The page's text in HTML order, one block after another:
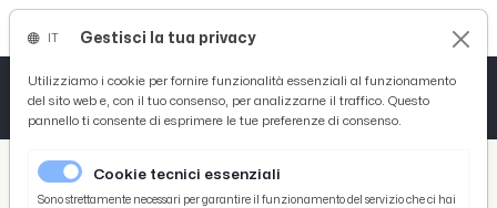
/ Picenotime
/ Sport
Gestisci la tua privacy
Utilizziamo i cookie per fornire funzionalità essenziali al funzionamento
del sito web e, con il tuo consenso, per analizzarne il traffico. Questo
pannello ti consente di esprimere le tue preferenze di consenso.
Cookie tecnici essenziali
Sono strettamente necessari per garantire il funzionamento del servizio che ci hai
Tutto News
Tutto Sport
Basket
Tutto Curiosità